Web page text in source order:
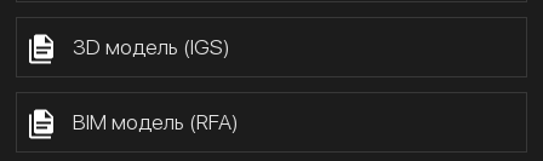
3D модель (IGS)
BIM модель (RFA)